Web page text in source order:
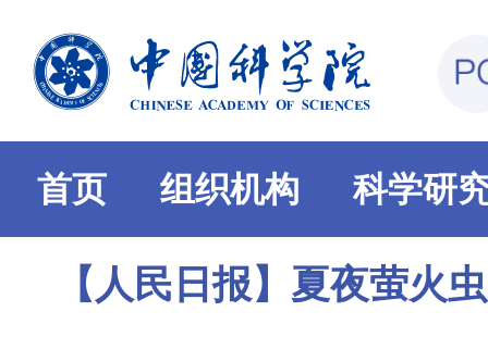
首页 组织机构 科学研
【人民日报】夏夜萤火